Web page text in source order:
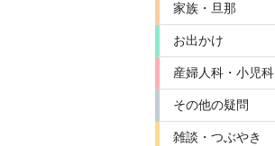
家族・旦那
お出かけ
産婦人科・小児科
その他の疑問
雑談・つぶやき